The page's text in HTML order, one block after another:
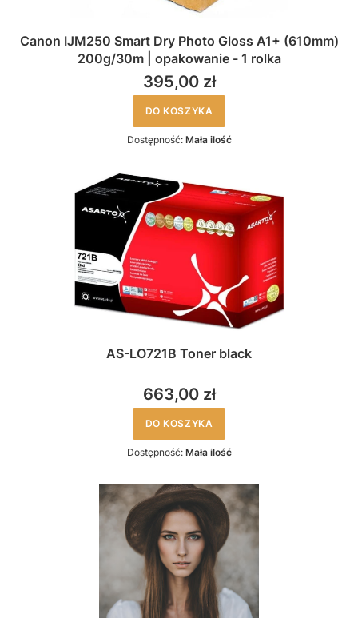
Canon IJM250 Smart Dry Photo Gloss A1+ (610mm)
200g/30m | opakowanie - 1 rolka
395,00 zł
DO KOSZYKA
Dostępność: Mała ilość
AS-LO721B Toner black
663,00 zł
DO KOSZYKA
Dostępność: Mała ilość